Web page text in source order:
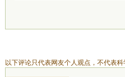
以下评论只代表网友个人观点，不代表科